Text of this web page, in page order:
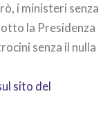
i ministeri senza
la Presidenza
senza il nulla
sito del